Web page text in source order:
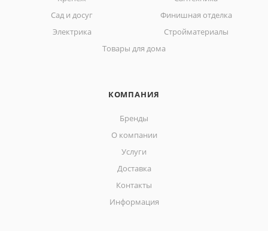
Сад и досуг
Финишная отделка
Электрика
Стройматериалы
Товары для дома
КОМПАНИЯ
Бренды
О компании
Услуги
Доставка
Контакты
Информация